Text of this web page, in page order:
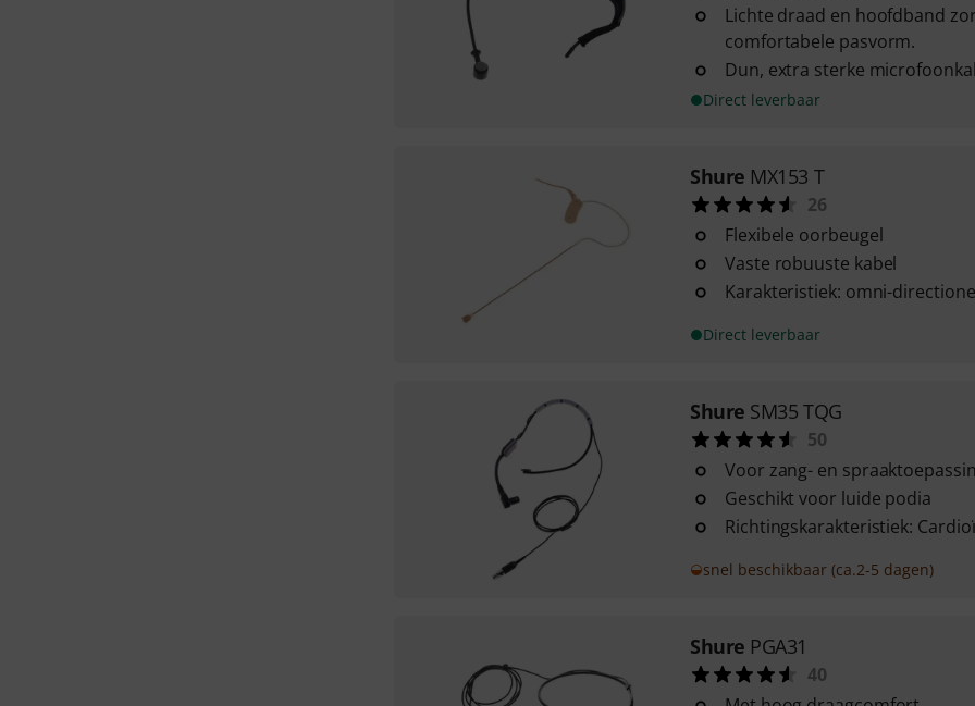
Lichte draad en hoofdband
comfortabele pasvorm.
Dun, extra sterke
Direct leverbaar
Shure MX153 T
26
Flexibele oorbeugel
Vaste robuuste kabel
Karakteristiek: omni-
Direct leverbaar
Shure SM35 TQG
50
Voor zang- en
Geschikt voor luide podia
Richtingskarakteristiek:
snel beschikbaar (ca.2-5 dagen)
Shure PGA31
40